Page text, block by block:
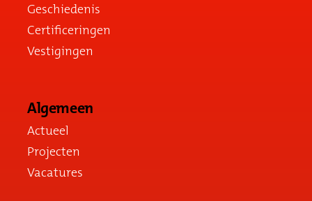
Geschiedenis
Certificeringen
Vestigingen
Algemeen
Actueel
Projecten
Vacatures